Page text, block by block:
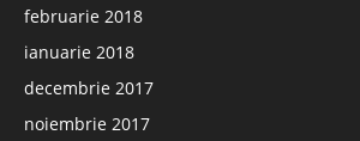
februarie 2018
ianuarie 2018
decembrie 2017
noiembrie 2017